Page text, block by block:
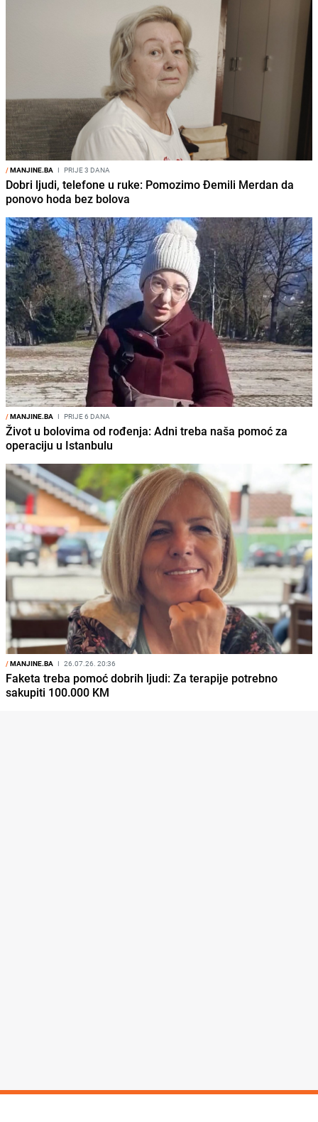
/MANJINE.BA I PRIJE 3 DANA
Dobri ljudi, telefone u ruke: Pomozimo Đemili Merdan da
ponovo hoda bez bolova
/MANJINE.BA I PRIJE 6 DANA
Život u bolovima od rođenja: Adni treba naša pomoć za
operaciju u Istanbulu
/MANJINE.BA I 26.07.26. 20:36
Faketa treba pomoć dobrih ljudi: Za terapije potrebno
sakupiti 100.000 KM